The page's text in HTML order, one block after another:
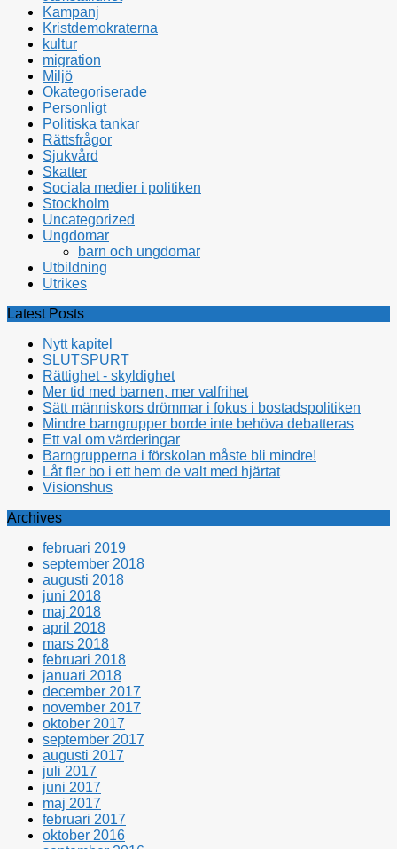
Kampanj
Kristdemokraterna
kultur
migration
Miljö
Okategoriserade
Personligt
Politiska tankar
Rättsfrågor
Sjukvård
Skatter
Sociala medier i politiken
Stockholm
Uncategorized
Ungdomar
barn och ungdomar
Utbildning
Utrikes
Latest Posts
Nytt kapitel
SLUTSPURT
Rättighet - skyldighet
Mer tid med barnen, mer valfrihet
Sätt människors drömmar i fokus i bostadspolitiken
Mindre barngrupper borde inte behöva debatteras
Ett val om värderingar
Barngrupperna i förskolan måste bli mindre!
Låt fler bo i ett hem de valt med hjärtat
Visionshus
Archives
februari 2019
september 2018
augusti 2018
juni 2018
maj 2018
april 2018
mars 2018
februari 2018
januari 2018
december 2017
november 2017
oktober 2017
september 2017
augusti 2017
juli 2017
juni 2017
maj 2017
februari 2017
oktober 2016